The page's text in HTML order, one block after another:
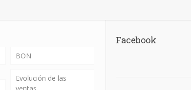
BON
Evolución de las
ventas
Facebook